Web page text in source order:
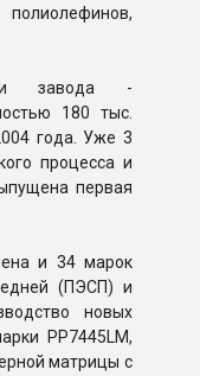
завода -
180 тыс.
года. Уже 3
процесса и
первая
и 34 марок
(ПЭСП) и
новых
PP7445LM,
матрицы с